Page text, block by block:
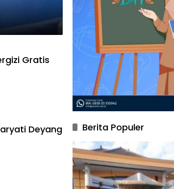
Gratis
Deyang
Berita Populer